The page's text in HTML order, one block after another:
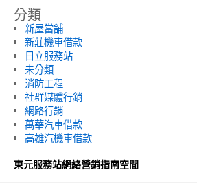
分類
新屋當舖
新莊機車借款
日立服務站
未分類
消防工程
社群媒體行銷
網路行銷
萬華汽車借款
高雄汽機車借款
東元服務站網絡營銷指南空間